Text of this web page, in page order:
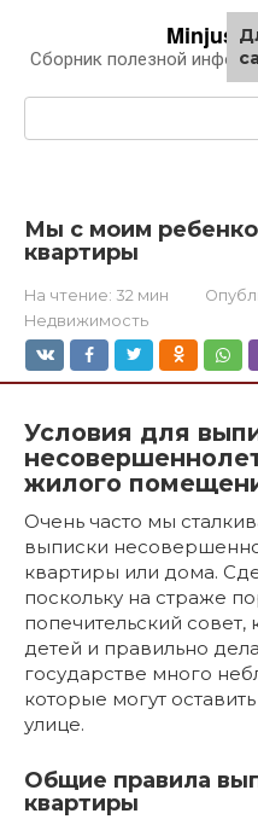
контенту
Minjust-
Сборник полезной
Мы с моим
квартиры
На чтение: 32 мин
Недвижимость
Условия для
жилого
Очень часто мы
выписки
квартиры или дома.
поскольку на страже
попечительский
детей и правильно
государстве много
которые могут
улице.
Общие правила
квартиры